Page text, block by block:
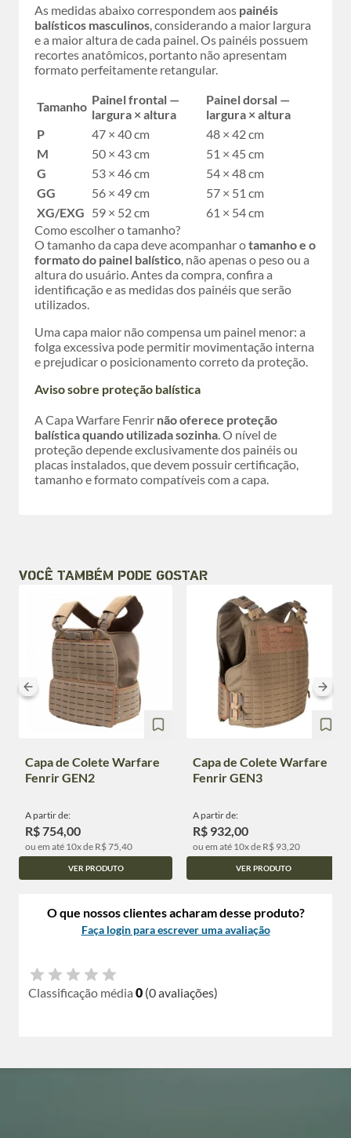
As medidas abaixo correspondem aos painéis
balísticos masculinos, considerando a maior largura
e a maior altura de cada painel. Os painéis possuem
recortes anatômicos, portanto não apresentam
formato perfeitamente retangular.
Tamanho Painel frontal —
largura × altura
Painel dorsal —
largura × altura
P
47 × 40 cm
48 × 42 cm
M
50 × 43 cm
51 × 45 cm
G
53 × 46 cm
54 × 48 cm
GG
56 × 49 cm
57 × 51 cm
XG/EXG 59 × 52 cm
61 × 54 cm
Como escolher o tamanho?
O tamanho da capa deve acompanhar otamanho e o
formato do painel balístico, não apenas o peso ou a
altura do usuário. Antes da compra, confira a
identificação e as medidas dos painéis que serão
utilizados.
Uma capa maior não compensa um painel menor: a
folga excessiva pode permitir movimentação interna
e prejudicar o posicionamento correto da proteção.
Aviso sobre proteção balística
A Capa Warfare Fenrir não oferece proteção
balística quando utilizada sozinha. O nível de
proteção depende exclusivamente dos painéis ou
placas instalados, que devem possuir certificação,
tamanho e formato compatíveis com a capa.
VOCÊ TAMBÉM PODE GOSTAR
Capa de Colete Warfare
Fenrir GEN2
A partir de:
R$ 754,00
ou em até 10x de R$ 75,40
VER PRODUTO
Capa de Colete Warfare
Fenrir GEN3
A partir de:
R$ 932,00
ou em até 10x de R$ 93,20
VER PRODUTO
O que nossos clientes acharam desse produto?
Faça login para escrever uma avaliação
Classificação média 0 (0 avaliações)